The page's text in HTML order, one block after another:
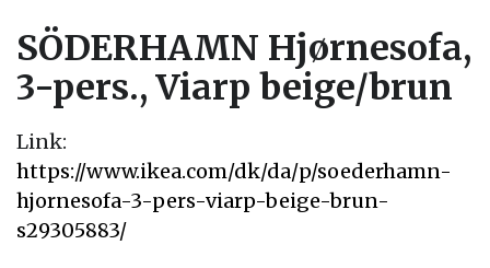
SÖDERHAMN Hjørnesofa,
3-pers., Viarp beige/brun
Link:
https://www.ikea.com/dk/da/p/soederhamn-
hjornesofa-3-pers-viarp-beige-brun-
s29305883/